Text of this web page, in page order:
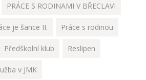
PRÁCE S RODINAMI V BŘECLAVI
je šance II. Práce s rodinou
Předškolní klub Reslipen
v JMK